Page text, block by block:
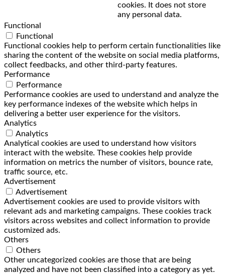
cookies. It does not store
any personal data.
Functional
Functional
Functional cookies help to perform certain functionalities like
sharing the content of the website on social media platforms,
collect feedbacks, and other third-party features.
Performance
Performance
Performance cookies are used to understand and analyze the
key performance indexes of the website which helps in
delivering a better user experience for the visitors.
Analytics
Analytics
Analytical cookies are used to understand how visitors
interact with the website. These cookies help provide
information on metrics the number of visitors, bounce rate,
traffic source, etc.
Advertisement
Advertisement
Advertisement cookies are used to provide visitors with
relevant ads and marketing campaigns. These cookies track
visitors across websites and collect information to provide
customized ads.
Others
Others
Other uncategorized cookies are those that are being
analyzed and have not been classified into a category as yet.